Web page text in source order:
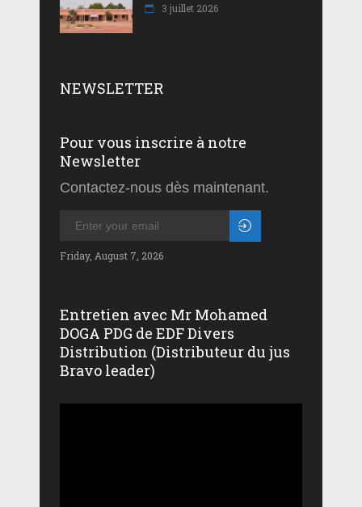
3 juillet 2026
NEWSLETTER
Pour vous inscrire à notre
Newsletter
Contactez-nous dès maintenant.
Friday, August 7, 2026
Entretien avec Mr Mohamed
DOGA PDG de EDF Divers
Distribution (Distributeur du jus
Bravo leader)